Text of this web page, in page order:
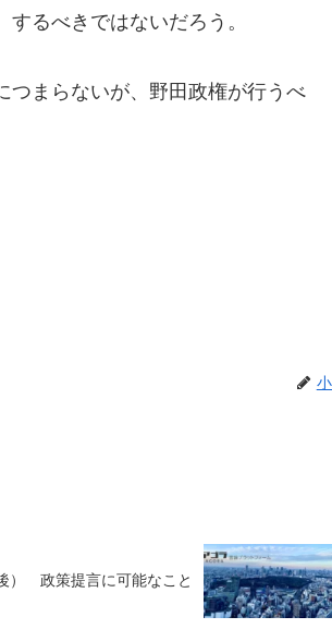
るべきではないだろう。
つまらないが、野田政権が行うべ
） 政策提言に可能なこと